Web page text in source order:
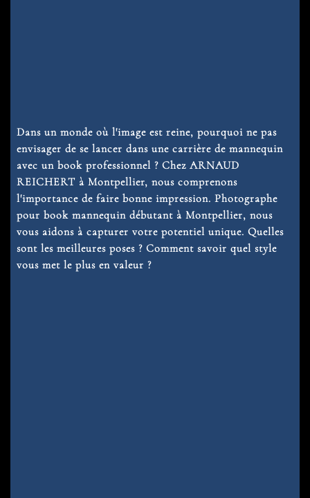
Dans un monde où l'image est reine, pourquoi ne pas
envisager de se lancer dans une carrière de mannequin
avec un book professionnel ? Chez ARNAUD
REICHERT à Montpellier, nous comprenons
l'importance de faire bonne impression. Photographe
pour book mannequin débutant à Montpellier, nous
vous aidons à capturer votre potentiel unique. Quelles
sont les meilleures poses ? Comment savoir quel style
vous met le plus en valeur ?